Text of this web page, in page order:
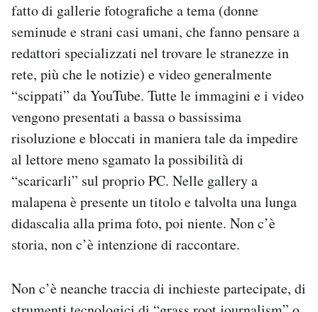
fatto di gallerie fotografiche a tema (donne
seminude e strani casi umani, che fanno pensare a
redattori specializzati nel trovare le stranezze in
rete, più che le notizie) e video generalmente
“scippati” da YouTube. Tutte le immagini e i video
vengono presentati a bassa o bassissima
risoluzione e bloccati in maniera tale da impedire
al lettore meno sgamato la possibilità di
“scaricarli” sul proprio PC. Nelle gallery a
malapena è presente un titolo e talvolta una lunga
didascalia alla prima foto, poi niente. Non c’è
storia, non c’è intenzione di raccontare.
Non c’è neanche traccia di inchieste partecipate, di